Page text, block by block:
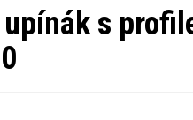
upínák s